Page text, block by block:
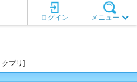
メニュー
ログイン
プリ]